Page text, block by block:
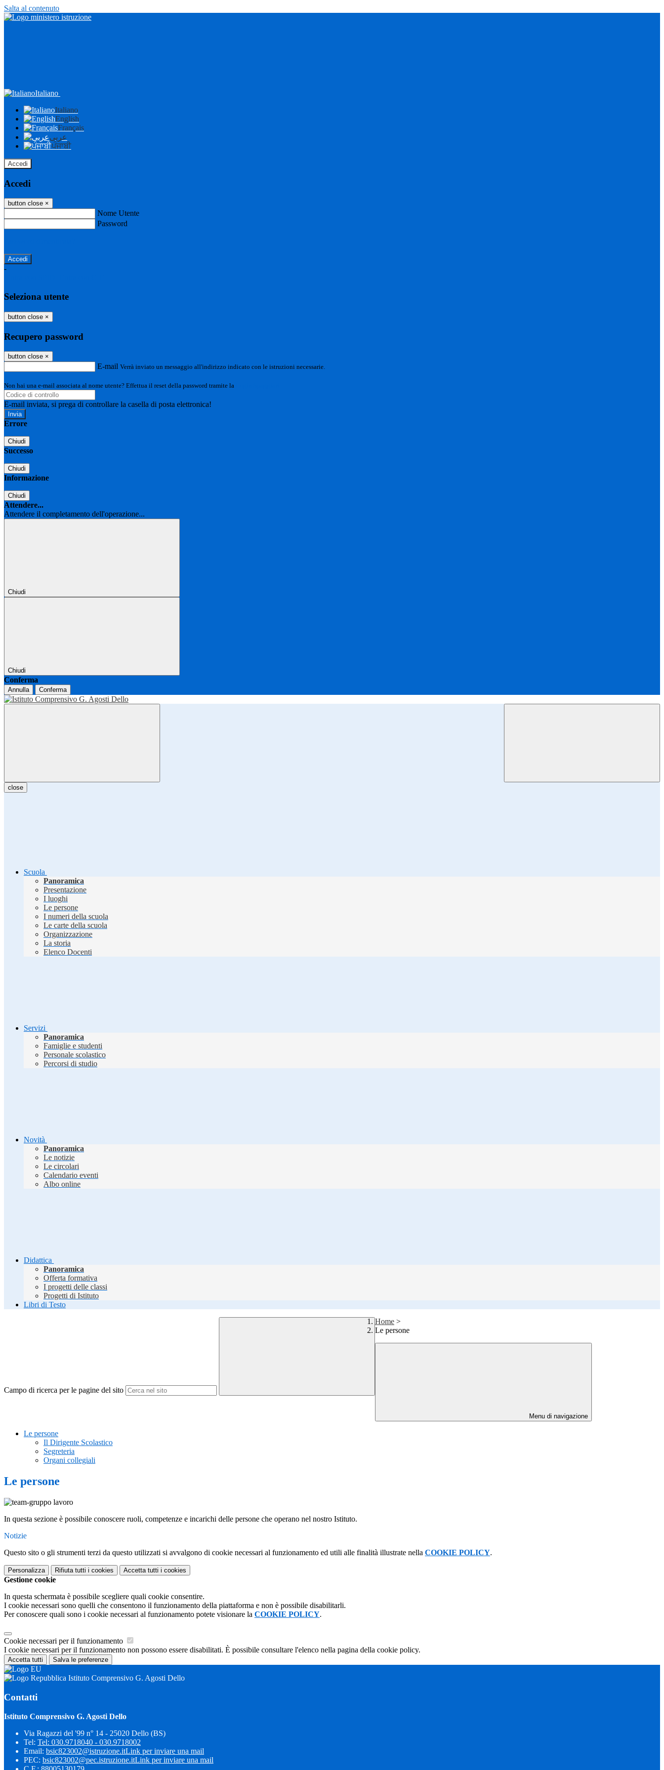
Salta al contenuto
Italiano
Italiano
English
Français
عربى
ਪੰਜਾਬੀ
Accedi
Accedi
button close ×
Nome Utente
Password
-
Seleziona utente
button close ×
Recupero password
button close ×
E-mail Verrà inviato un messaggio all'indirizzo indicato con le istruzioni necessarie.
Non hai una e-mail associata al nome utente? Effettua il reset della password tramite la
E-mail inviata, si prega di controllare la casella di posta elettronica!
Errore
Chiudi
Successo
Chiudi
Informazione
Chiudi
Attendere...
Attendere il completamento dell'operazione...
Chiudi
Chiudi
Conferma
Annulla Conferma
close
Scuola
Panoramica
Presentazione
I luoghi
Le persone
I numeri della scuola
Le carte della scuola
Organizzazione
La storia
Elenco Docenti
Servizi
Panoramica
Famiglie e studenti
Personale scolastico
Percorsi di studio
Novità
Panoramica
Le notizie
Le circolari
Calendario eventi
Albo online
Didattica
Panoramica
Offerta formativa
I progetti delle classi
Progetti di Istituto
Libri di Testo
Campo di ricerca per le pagine del sito
Home >
Le persone
Menu di navigazione
Le persone
Il Dirigente Scolastico
Segreteria
Organi collegiali
Le persone
In questa sezione è possibile conoscere ruoli, competenze e incarichi delle persone che operano nel nostro Istituto.
Notizie
Questo sito o gli strumenti terzi da questo utilizzati si avvalgono di cookie necessari al funzionamento ed utili alle finalità illustrate nella COOKIE POLICY.
Personalizza Rifiuta tutti i cookies Accetta tutti i cookies
Gestione cookie
In questa schermata è possibile scegliere quali cookie consentire.
I cookie necessari sono quelli che consentono il funzionamento della piattaforma e non è possibile disabilitarli.
Per conoscere quali sono i cookie necessari al funzionamento potete visionare la COOKIE POLICY.
Cookie necessari per il funzionamento
I cookie necessari per il funzionamento non possono essere disabilitati. È possibile consultare l'elenco nella pagina della cookie policy.
Accetta tutti Salva le preferenze
Istituto Comprensivo G. Agosti Dello
Contatti
Istituto Comprensivo G. Agosti Dello
Via Ragazzi del '99 n° 14 - 25020 Dello (BS)
Tel: Tel: 030.9718040 - 030.9718002
Email: bsic823002@istruzione.itLink per inviare una mail
PEC: bsic823002@pec.istruzione.itLink per inviare una mail